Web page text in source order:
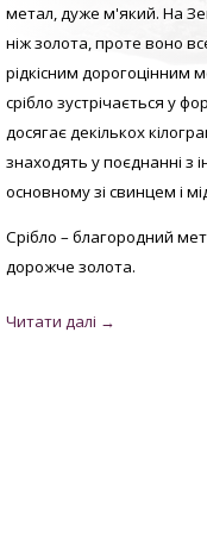
метал, дуже м'який. На
ніж золота, проте воно
рідкісним дорогоцінним
срібло зустрічається у
досягає декількох
знаходять у поєднанні з
основному зі свинцем і
Срібло – благородний
дорожче золота.